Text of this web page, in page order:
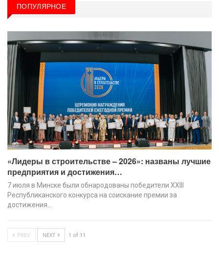
ПОПУЛЯРНОЕ
«Лидеры в строительстве – 2026»: названы лучшие
предприятия и достижения…
7 июля в Минске были обнародованы победители XХIII
Республиканского конкурса на соискание премии за
достижения…
PREV NEXT 1 of 11